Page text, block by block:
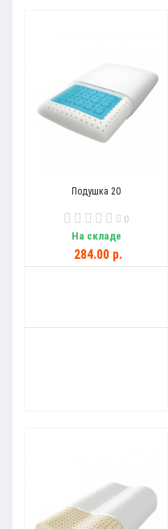
Подушка 20
0
На складе
284.00 р.